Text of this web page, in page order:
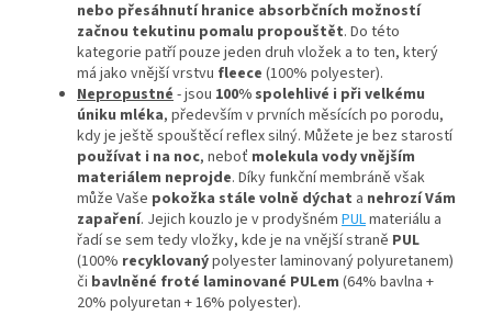
nebo přesáhnutí hranice absorbčních možností
začnou tekutinu pomalu propouštět. Do této
kategorie patří pouze jeden druh vložek a to ten, který
má jako vnější vrstvu fleece (100% polyester).
Nepropustné - jsou 100% spolehlivé i při velkému
úniku mléka, především v prvních měsících po porodu,
kdy je ještě spouštěcí reflex silný. Můžete je bez starostí
používat i na noc, neboť molekula vody vnějším
materiálem neprojde. Díky funkční membráně však
může Vaše pokožka stále volně dýchat a nehrozí Vám
zapaření. Jejich kouzlo je v prodyšném PULmateriálu a
řadí se sem tedy vložky, kde je na vnější straně PUL
(100% recyklovanýpolyester laminovaný polyuretanem)
či bavlněné froté laminované PULem (64% bavlna +
20% polyuretan + 16% polyester).